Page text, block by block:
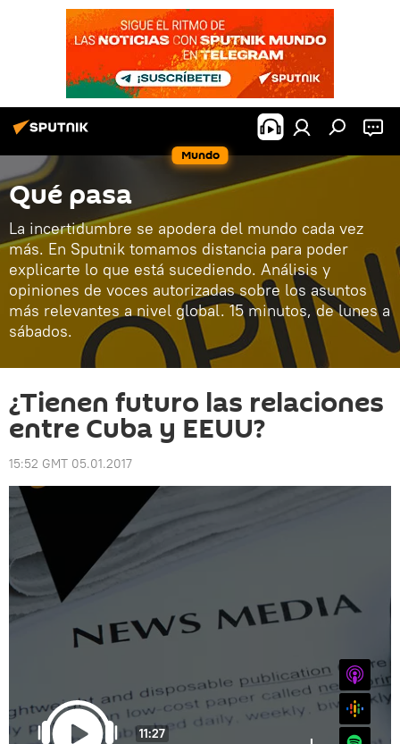
Mundo
Qué pasa
La incertidumbre se apodera del mundo cada vez
más. En Sputnik tomamos distancia para poder
explicarte lo que está sucediendo. Análisis y
opiniones de voces autorizadas sobre los asuntos
más relevantes a nivel global. 15 minutos, de lunes a
sábados.
¿Tienen futuro las relaciones
entre Cuba y EEUU?
15:52 GMT 05.01.2017
11:27
iTunes
Google
Spotify